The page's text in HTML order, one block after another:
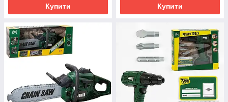
Купити Купити